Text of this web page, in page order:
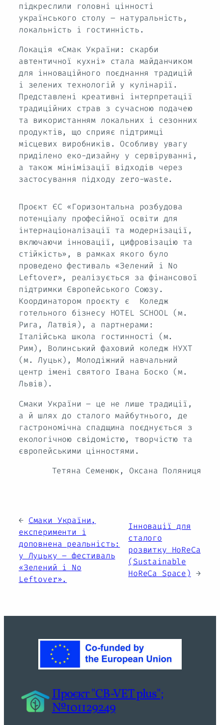
підкреслили головні цінності
українського столу – натуральність,
локальність і гостинність.
Локація «Смак України: скарби
автентичної кухні» стала майданчиком
для інноваційного поєднання традицій
і зелених технологій у кулінарії.
Представлені креативні інтерпретації
традиційних страв з сучасною подачею
та використанням локальних і сезонних
продуктів, що сприяє підтримці
місцевих виробників. Особливу увагу
приділено еко-дизайну у сервіруванні,
а також мінімізації відходів через
застосування підходу zero-waste.
Проєкт ЄС «Горизонтальна розбудова
потенціалу професійної освіти для
інтернаціоналізації та модернізації,
включаючи інновації, цифровізацію та
стійкість», в рамках якого було
проведено фестиваль «Зелений і No
Leftover», реалізується за фінансової
підтримки Європейського Союзу.
Координатором проєкту є Коледж
готельного бізнесу HOTEL SCHOOL (м.
Рига, Латвія), а партнерами:
Італійська школа гостинності (м.
Рим), Волинський фаховий коледж НУХТ
(м. Луцьк), Молодіжний навчальний
центр імені святого Івана Боско (м.
Львів).
Смаки України – це не лише традиції,
а й шлях до сталого майбутнього, де
гастрономічна спадщина поєднується з
екологічною свідомістю, творчістю та
європейськими цінностями.
Тетяна Семенюк, Оксана Поляниця
← Смаки України,
експерименти і
доповнена реальність:
у Луцьку – фестиваль
«Зелений і No
Leftover».
Інновації для
сталого
розвитку HoReCa
(Sustainable
HoReCa Space) →
Проєкт "CB-VET plus";
№101129249